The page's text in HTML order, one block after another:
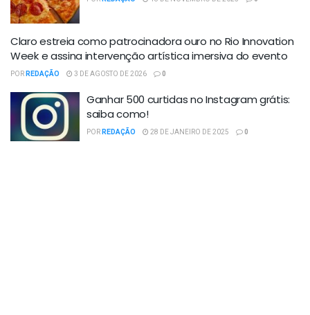
Claro estreia como patrocinadora ouro no Rio Innovation
Week e assina intervenção artística imersiva do evento
PORREDAÇÃO 3 DE AGOSTO DE 2026 0
Ganhar 500 curtidas no Instagram grátis:
saiba como!
PORREDAÇÃO 28 DE JANEIRO DE 2025 0